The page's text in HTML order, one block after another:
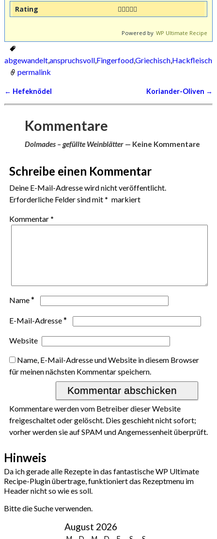
Rating
Powered by WP Ultimate Recipe
abgewandelt,anspruchsvoll, Fingerfood,Griechisch, Hackfleisch,
permalink
Artikelnavigation
← Hefeknödel Koriander-Oliven →
Kommentare
Dolmades – gefüllte Weinblätter— Keine Kommentare
Schreibe einen Kommentar
Deine E-Mail-Adresse wird nicht veröffentlicht.
Erforderliche Felder sind mit * markiert
Kommentar *
Name*
E-Mail-Adresse*
Website
Name, E-Mail-Adresse und Website in diesem Browser
für meinen nächsten Kommentar speichern.
Kommentare werden vom Betreiber dieser Website
freigeschaltet oder gelöscht. Dies geschieht nicht sofort;
vorher werden sie auf SPAM und Angemessenheit überprüft.
Hinweis
Da ich gerade alle Rezepte in das fantastische WP Ultimate
Recipe-Plugin übertrage, funktioniert das Rezeptmenu im
Header nicht so wie es soll.
Bitte die Suche verwenden.
August 2026